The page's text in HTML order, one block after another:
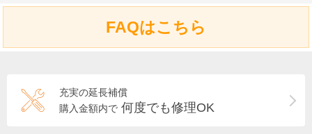
FAQはこちら
充実の延長補償
購入金額内で 何度でも修理OK